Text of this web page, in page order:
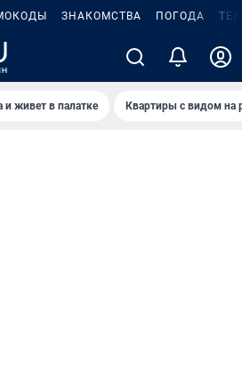
ЗНАКОМСТВА ПОГОДА
и живет в палатке Квартиры с видом на